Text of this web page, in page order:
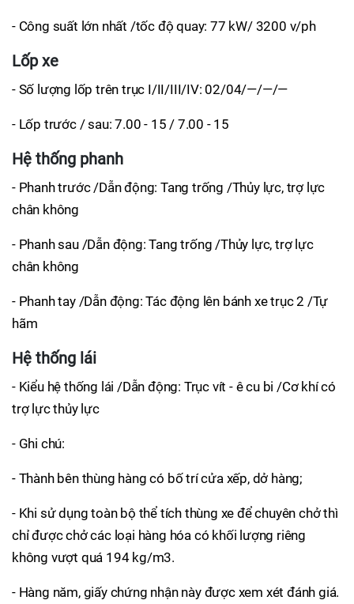
- Công suất lớn nhất /tốc độ quay: 77 kW/ 3200 v/ph
Lốp xe
- Số lượng lốp trên trục I/II/III/IV: 02/04/—/—/—
- Lốp trước / sau: 7.00 - 15 / 7.00 - 15
Hệ thống phanh
- Phanh trước /Dẫn động: Tang trống /Thủy lực, trợ lực
chân không
- Phanh sau /Dẫn động: Tang trống /Thủy lực, trợ lực
chân không
- Phanh tay /Dẫn động: Tác động lên bánh xe trục 2 /Tự
hãm
Hệ thống lái
- Kiểu hệ thống lái /Dẫn động: Trục vít - ê cu bi /Cơ khí có
trợ lực thủy lực
- Ghi chú:
- Thành bên thùng hàng có bố trí cửa xếp, dở hàng;
- Khi sử dụng toàn bộ thể tích thùng xe để chuyên chở thì
chỉ được chở các loại hàng hóa có khối lượng riêng
không vượt quá 194 kg/m3.
- Hàng năm, giấy chứng nhận này được xem xét đánh giá.